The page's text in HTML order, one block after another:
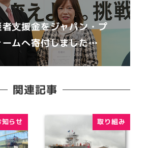
者⽀援金をジャパン・プ
ームへ寄付しました…
関連記事
知らせ 取り組み